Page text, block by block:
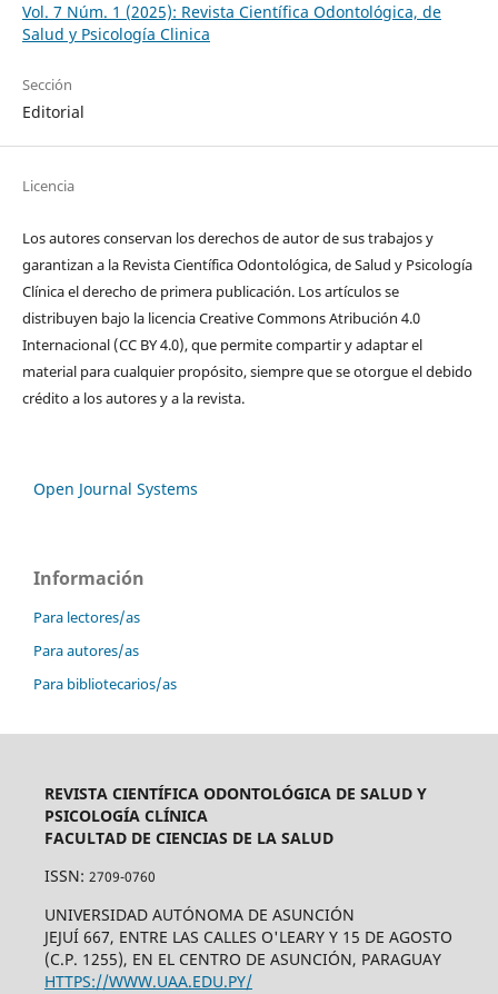
Vol. 7 Núm. 1 (2025): Revista Científica Odontológica, de
Salud y Psicología Clinica
Sección
Editorial
Licencia
Los autores conservan los derechos de autor de sus trabajos y
garantizan a la Revista Científica Odontológica, de Salud y Psicología
Clínica el derecho de primera publicación. Los artículos se
distribuyen bajo la licencia Creative Commons Atribución 4.0
Internacional (CC BY 4.0), que permite compartir y adaptar el
material para cualquier propósito, siempre que se otorgue el debido
crédito a los autores y a la revista.
Open Journal Systems
Información
Para lectores/as
Para autores/as
Para bibliotecarios/as
REVISTA CIENTÍFICA ODONTOLÓGICA DE SALUD Y
PSICOLOGÍA CLÍNICA
FACULTAD DE CIENCIAS DE LA SALUD
ISSN: 2709-0760
UNIVERSIDAD AUTÓNOMA DE ASUNCIÓN
JEJUÍ 667, ENTRE LAS CALLES O'LEARY Y 15 DE AGOSTO
(C.P. 1255), EN EL CENTRO DE ASUNCIÓN, PARAGUAY
HTTPS://WWW.UAA.EDU.PY/